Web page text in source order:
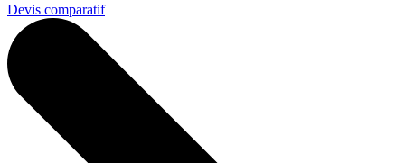
Devis comparatif